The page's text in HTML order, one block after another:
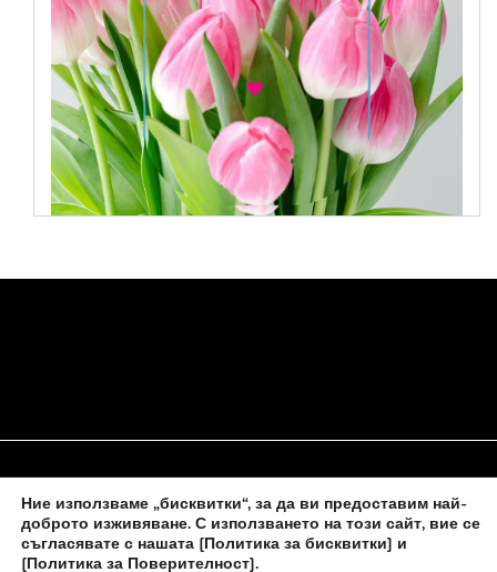
НАЧАЛО ЗА НАС ПОЛИТИКА ЗА БИСКВИТКИ
КОНТАКТИ С НАС
Ние използваме „бисквитки“, за да ви предоставим най-
доброто изживяване. С използването на този сайт, вие се
съгласявате с нашата [Политика за бисквитки] и
[Политика за Поверителност].